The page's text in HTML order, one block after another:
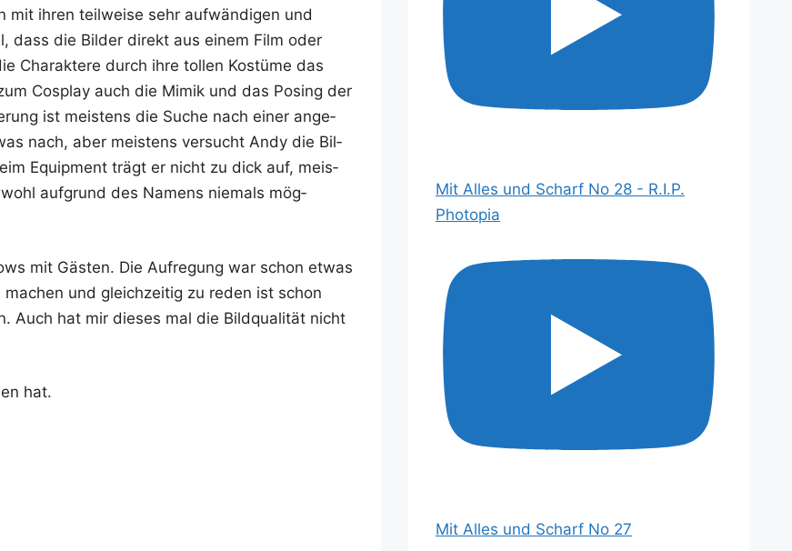
ihren teil­wei­se sehr auf­wän­di­gen und
dass die Bil­der direkt aus einem Film oder
Cha­rak­te­re durch ihre tol­len Kos­tü­me das
Cos­play auch die Mimik und das Posing der
ist meis­tens die Suche nach einer ange­
nach, aber meis­tens ver­sucht Andy die Bil­
Equip­ment trägt er nicht zu dick auf, meis­
auf­grund des Namens nie­mals mög­
mit Gäs­ten. Die Auf­re­gung war schon etwas
und gleich­zei­tig zu reden ist schon
Auch hat mir die­ses mal die Bild­qua­li­tät nicht
hat.
Mit Alles und Scharf No 28 - R.I.P.
Photopia
Mit Alles und Scharf No 27